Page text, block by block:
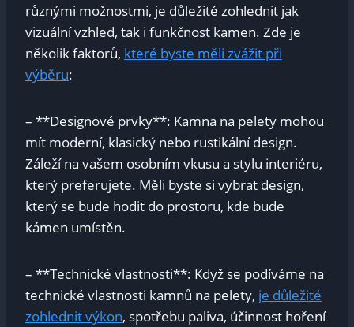
různými možnostmi, je důležité zohlednit jak
vizuální vzhled, tak i funkčnost kamen. Zde je
několik faktorů, které byste měli zvážit při
výběru:
– **Designové prvky**: Kamna na pelety mohou
mít moderní, klasický nebo rustikální design.
Záleží na vašem osobním vkusu a stylu interiéru,
který preferujete. Měli byste si vybrat design,
který se bude hodit do prostoru, kde bude
kámen umístěn.
– **Technické vlastnosti**: Když se podíváme na
technické vlastnosti kamnů na pelety, je důležité
zohlednit výkon, spotřebu paliva, účinnost hoření